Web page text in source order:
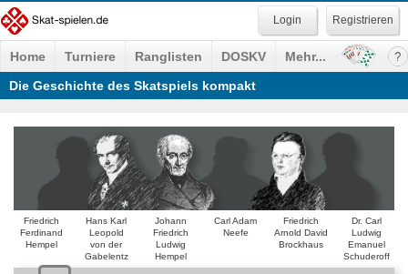
Registrieren
Home Turniere Ranglisten DOSKV
Mehr...
Die Geschichte des Skatspiels kompakt
Friedrich
Ferdinand
Hempel
Hans Karl
Leopold
von der
Gabelentz
Johann
Friedrich
Ludwig
Hempel
Carl Adam
Neefe
Friedrich
Arnold David
Brockhaus
Dr. Carl
Ludwig
Emanuel
Schuderoff